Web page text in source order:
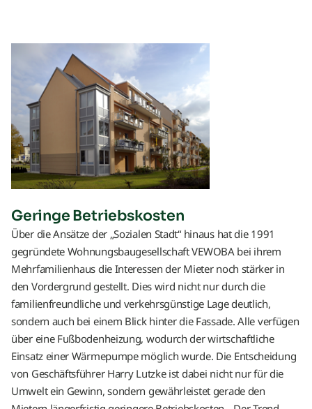
Geringe Betriebskosten
Über die Ansätze der „Sozialen Stadt“ hinaus hat die 1991
gegründete Wohnungsbaugesellschaft VEWOBA bei ihrem
Mehrfamilienhaus die Interessen der Mieter noch stärker in
den Vordergrund gestellt. Dies wird nicht nur durch die
familienfreundliche und verkehrsgünstige Lage deutlich,
sondern auch bei einem Blick hinter die Fassade. Alle verfügen
über eine Fußbodenheizung, wodurch der wirtschaftliche
Einsatz einer Wärmepumpe möglich wurde. Die Entscheidung
von Geschäftsführer Harry Lutzke ist dabei nicht nur für die
Umwelt ein Gewinn, sondern gewährleistet gerade den